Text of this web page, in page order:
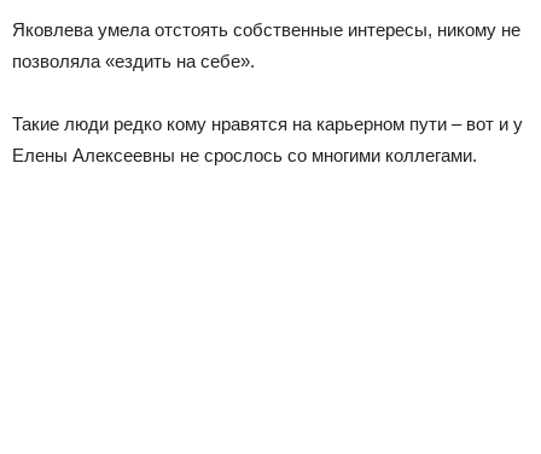
Яковлева умела отстоять собственные интересы, никому не
позволяла «ездить на себе».
Такие люди редко кому нравятся на карьерном пути – вот и у
Елены Алексеевны не срослось со многими коллегами.